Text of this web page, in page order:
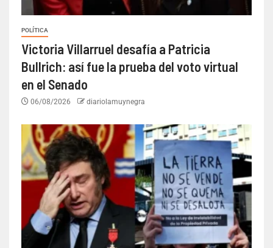
POLÍTICA
Victoria Villarruel desafía a Patricia
Bullrich: así fue la prueba del voto virtual
en el Senado
06/08/2026 diariolamuynegra